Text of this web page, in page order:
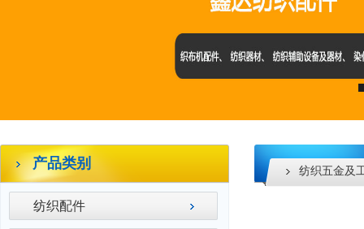
产品类别
纺织配件
纺织五金及